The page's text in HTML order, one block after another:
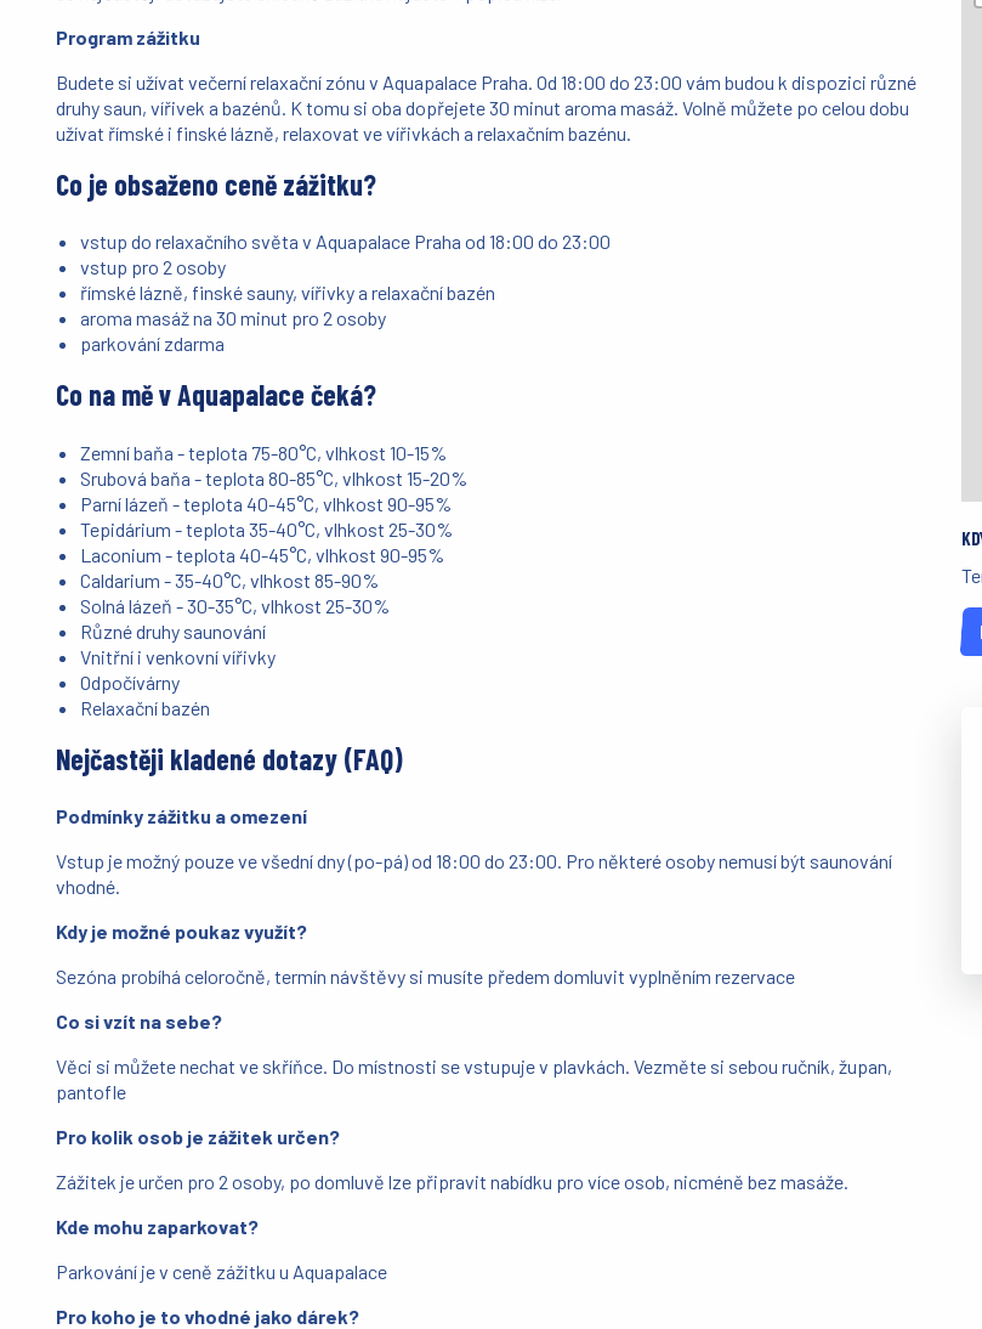
Program zážitku
Budete si užívat večerní relaxační zónu v Aquapalace Praha. Od 18:00 do 23:00 vám budou k dispozici různé
druhy saun, vířivek a bazénů. K tomu si oba dopřejete 30 minut aroma masáž. Volně můžete po celou dobu
užívat římské i finské lázně, relaxovat ve vířivkách a relaxačním bazénu.
Co je obsaženo ceně zážitku?
vstup do relaxačního světa v Aquapalace Praha od 18:00 do 23:00
vstup pro 2 osoby
římské lázně, finské sauny, vířivky a relaxační bazén
aroma masáž na 30 minut pro 2 osoby
parkování zdarma
Co na mě v Aquapalace čeká?
Zemní baňa - teplota 75-80°C, vlhkost 10-15%
Srubová baňa - teplota 80-85°C, vlhkost 15-20%
Parní lázeň - teplota 40-45°C, vlhkost 90-95%
Tepidárium - teplota 35-40°C, vlhkost 25-30%
Laconium - teplota 40-45°C, vlhkost 90-95%
Caldarium - 35-40°C, vlhkost 85-90%
Solná lázeň - 30-35°C, vlhkost 25-30%
Různé druhy saunování
Vnitřní i venkovní vířivky
Odpočívárny
Relaxační bazén
Nejčastěji kladené dotazy (FAQ)
Podmínky zážitku a omezení
Vstup je možný pouze ve všední dny (po-pá) od 18:00 do 23:00. Pro některé osoby nemusí být saunování
vhodné.
Kdy je možné poukaz využít?
Sezóna probíhá celoročně, termín návštěvy si musíte předem domluvit vyplněním rezervace
Co si vzít na sebe?
Věci si můžete nechat ve skříňce. Do místnosti se vstupuje v plavkách. Vezměte si sebou ručník, župan,
pantofle
Pro kolik osob je zážitek určen?
Zážitek je určen pro 2 osoby, po domluvě lze připravit nabídku pro více osob, nicméně bez masáže.
Kde mohu zaparkovat?
Parkování je v ceně zážitku u Aquapalace
Pro koho je to vhodné jako dárek?